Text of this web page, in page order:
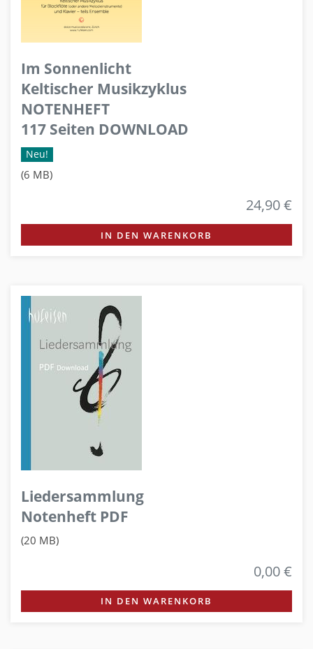
Im Sonnenlicht
Keltischer Musikzyklus
NOTENHEFT
117 Seiten DOWNLOAD
Neu!
(6 MB)
24,90 €
IN DEN WARENKORB
Liedersammlung
Notenheft PDF
(20 MB)
0,00 €
IN DEN WARENKORB